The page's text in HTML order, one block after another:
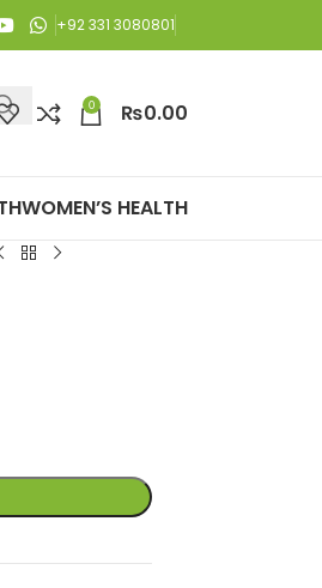
of Rs. 3,000 or above.
+92 331 3080801
0 ₨0.00
WOMEN’S HEALTH